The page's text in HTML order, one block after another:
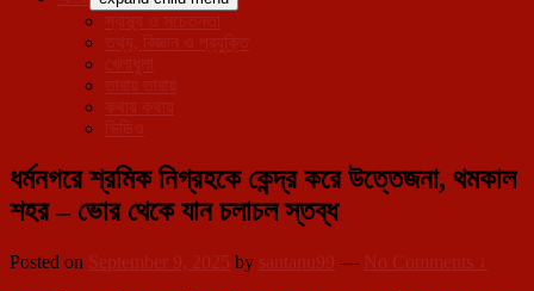
স্বাস্থ্য ও সচেতনতা
তথ্য, বিজ্ঞান ও প্রযুক্তি
খেলাধূলা
তারায় তারায়
কথায় কথায়
ধর্মনগরে শ্রমিক নিগ্রহকে কেন্দ্র করে উত্তেজনা, থমকাল
শহর – ভোর থেকে যান চলাচল স্তব্ধ
Posted on September 9, 2025 by santanu99 — No Comments ↓